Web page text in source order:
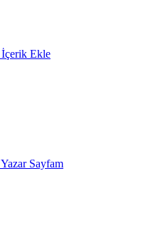
İçerik Ekle
Yazar Sayfam